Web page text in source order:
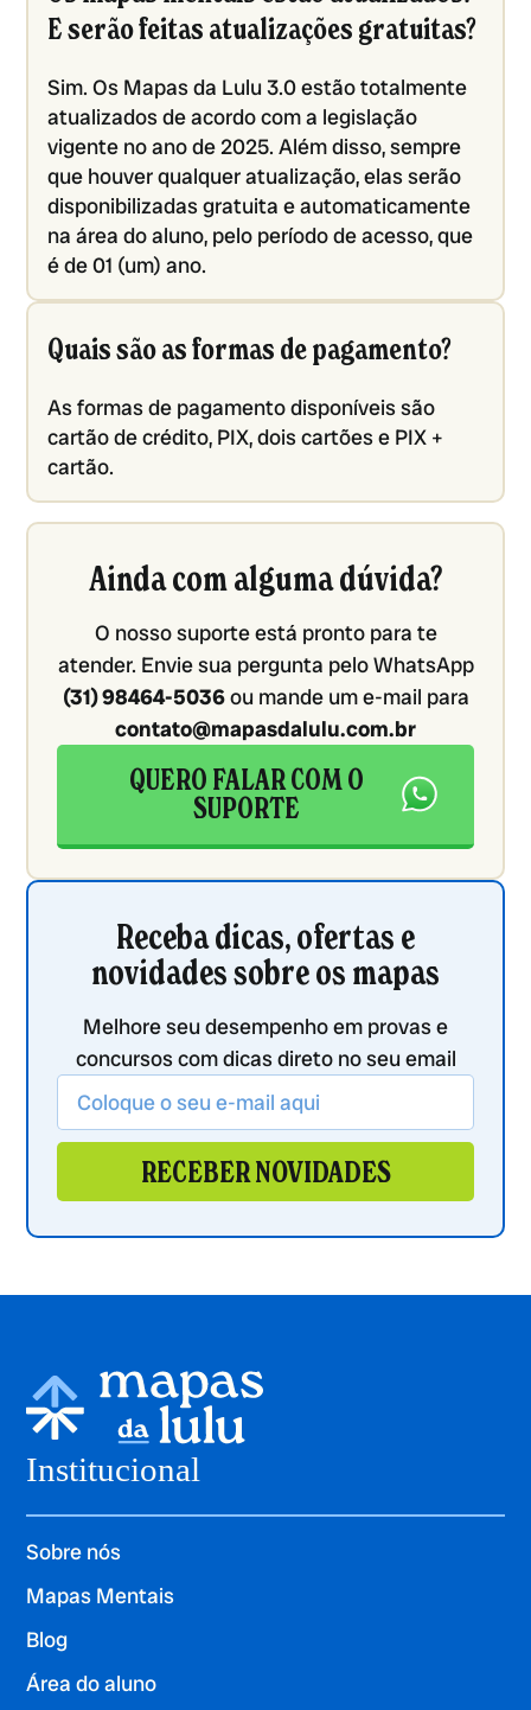
E serão feitas atualizações gratuitas?
Sim. Os Mapas da Lulu 3.0 estão totalmente
atualizados de acordo com a legislação
vigente no ano de 2025. Além disso, sempre
que houver qualquer atualização, elas serão
disponibilizadas gratuita e automaticamente
na área do aluno, pelo período de acesso, que
é de 01 (um) ano.
Quais são as formas de pagamento?
As formas de pagamento disponíveis são
cartão de crédito, PIX, dois cartões e PIX +
cartão.
Ainda com alguma dúvida?
O nosso suporte está pronto para te
atender. Envie sua pergunta pelo WhatsApp
(31) 98464-5036ou mande um e-mail para
contato@mapasdalulu.com.br
QUERO FALAR COM O
SUPORTE
Receba dicas, ofertas e
novidades sobre os mapas
Melhore seu desempenho em provas e
concursos com dicas direto no seu email
RECEBER NOVIDADES
Institucional
Sobre nós
Mapas Mentais
Blog
Área do aluno